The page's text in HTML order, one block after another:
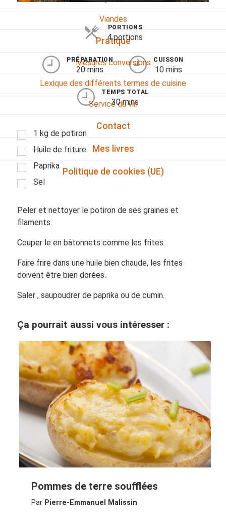
Viandes
Pratique
Mesures conversions
Lexique des différents termes de cuisine
Service du vin
Contact
Mes livres
Politique de cookies (UE)
PORTIONS
4 portions
PRÉPARATION
20 mins
CUISSON
10 mins
TEMPS TOTAL
30 mins
1 kg de potiron
Huile de friture
Paprika
Sel
Peler et nettoyer le potiron de ses graines et
filaments.
Couper le en bâtonnets comme les frites.
Faire frire dans une huile bien chaude, les frites
doivent être bien dorées.
Saler , saupoudrer de paprika ou de cumin.
Ça pourrait aussi vous intéresser :
Pommes de terre soufflées
Par Pierre-Emmanuel Malissin